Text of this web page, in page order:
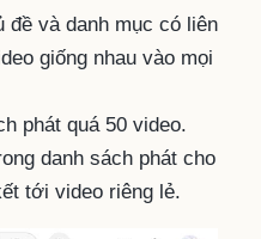
đề và danh mục có liên
giống nhau vào mọi
phát quá 50 video.
danh sách phát cho
tới video riêng lẻ.